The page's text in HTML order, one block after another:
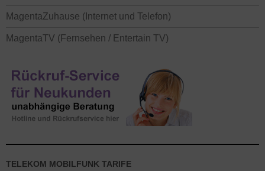
MagentaZuhause (Internet und Telefon)
MagentaTV (Fernsehen / Entertain TV)
TELEKOM MOBILFUNK TARIFE